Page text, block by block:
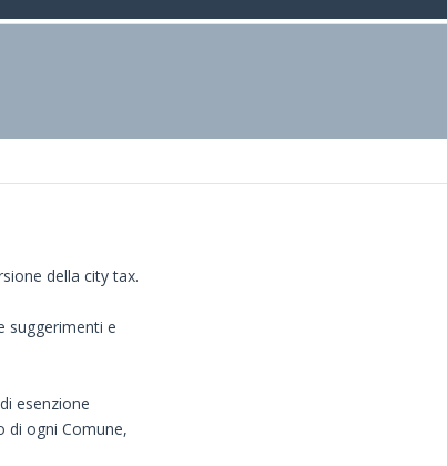
della city tax.
suggerimenti e
esenzione
di ogni Comune,